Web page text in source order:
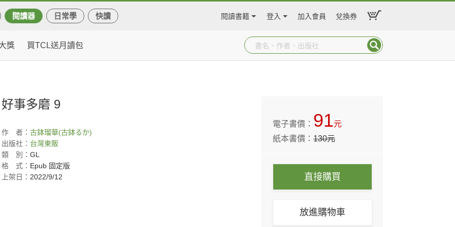
閱讀器 日常學 快讀 閱讀書籍 登入 加入會員 兌換券
獎 買TCL送月讀包
好事多磨 9
作 者： 古鉢瑠華(古鉢るか)
出版社： 台灣東販
類
別： GL
格
式： Epub 固定版
上架日： 2022/9/12
電子書價： 91元
紙本書價：130元
直接購買
放進購物車